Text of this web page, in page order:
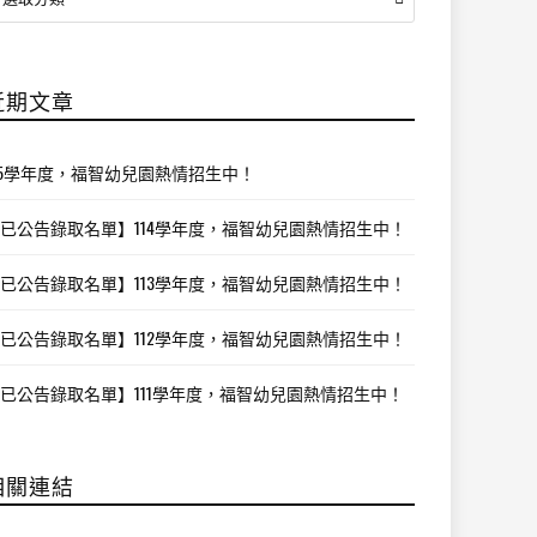
期文章
學年度，福智幼兒園熱情招生中！
已公告錄取名單】114學年度，福智幼兒園熱情招生中！
已公告錄取名單】113學年度，福智幼兒園熱情招生中！
已公告錄取名單】112學年度，福智幼兒園熱情招生中！
已公告錄取名單】111學年度，福智幼兒園熱情招生中！
連結